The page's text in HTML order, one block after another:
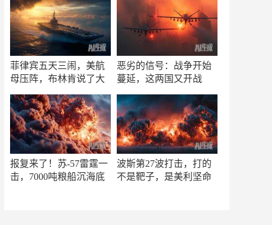
菲律宾五天三闹，美航
母压阵，布林肯说了大
恶劣的信号：战争开始
蔓延，这两国又开战
报复来了！苏-57雷霆一
击，7000吨粮船沉海底
波斯第27波打击，打的
不是靶子，是美利坚命